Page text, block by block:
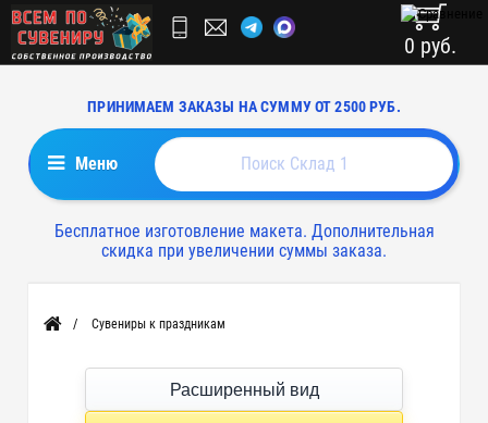
ПРИНИМАЕМ ЗАКАЗЫ НА СУММУ ОТ 2500 РУБ.
0 руб.
Меню
Бесплатное изготовление макета. Дополнительная
скидка при увеличении суммы заказа.
Главная Сувениры к праздникам
Расширенный вид